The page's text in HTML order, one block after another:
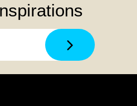
me projeter, ça m'a aidé
critère important. Les
engagements de la
été respectés, il ne
recommander.